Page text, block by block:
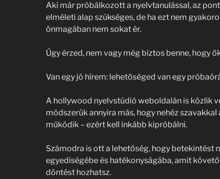
Aki már próbálkozott a nyelvtanulással, az
elméleti alap szükséges, de ha ezt nem
önmagában nem sokat ér.
Úgy érzed, nem vagy még biztos benne, hogy
Van egy jó hírem: lehetőséged van egy
A hollywood nyelvstúdió weboldalán is közlik
módszerük annyira más, hogy nehéz
működik – ezért kell inkább kipróbálni.
Számodra is ott a lehetőség, hogy betekintést
egyediségébe és hatékonyságába, amit
döntést hozhatsz.